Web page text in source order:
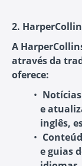
2.
A
através da
oferece:
e
inglês,
e guias